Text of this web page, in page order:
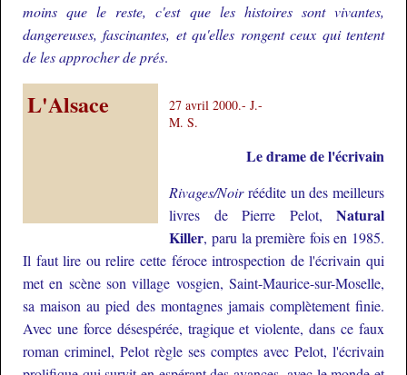
moins que le reste, c'est que les histoires sont vivantes,
dangereuses, fascinantes, et qu'elles rongent ceux qui tentent
de les approcher de prés.
L'Alsace
27 avril 2000.- J.-
M. S.
Le drame de l'écrivain
Rivages/Noirréédite un des meilleurs
livres de Pierre Pelot, Natural
Killer, paru la première fois en 1985.
Il faut lire ou relire cette féroce introspection de l'écrivain qui
met en scène son village vosgien, Saint-Maurice-sur-Moselle,
sa maison au pied des montagnes jamais complètement finie.
Avec une force désespérée, tragique et violente, dans ce faux
roman criminel, Pelot règle ses comptes avec Pelot, l'écrivain